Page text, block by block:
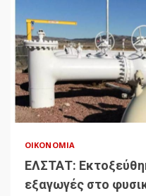
ΟΙΚΟΝΟΜΊΑ
ΕΛΣΤΑΤ:
εξαγωγές στο